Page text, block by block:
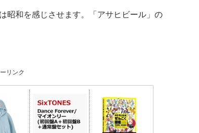
昭和を感じさせます。「アサヒビール」の
リンク